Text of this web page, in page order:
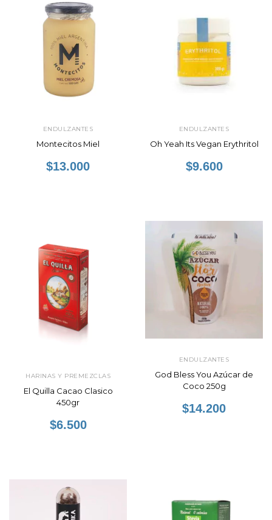
ENDULZANTES
Montecitos Miel
$13.000
ENDULZANTES
Oh Yeah Its Vegan Erythritol
$9.600
HARINAS Y PREMEZCLAS
El Quilla Cacao Clasico
450gr
$6.500
ENDULZANTES
God Bless You Azúcar de
Coco 250g
$14.200